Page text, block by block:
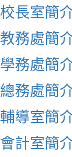
校長室簡
教務處簡
學務處簡
總務處簡
輔導室簡
會計室簡